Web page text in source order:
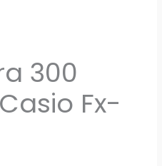
300
Fx-